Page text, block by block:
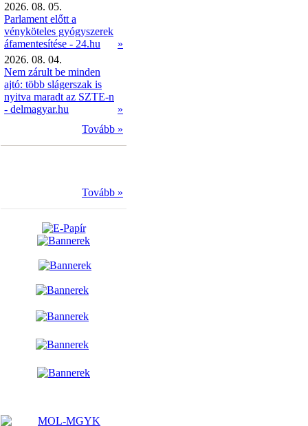
2026. 08. 05.
Parlament előtt a
vényköteles gyógyszerek
áfamentesítése - 24.hu
»
2026. 08. 04.
Nem zárult be minden
ajtó: több slágerszak is
nyitva maradt az SZTE-n
- delmagyar.hu
»
Tovább »
Tovább »